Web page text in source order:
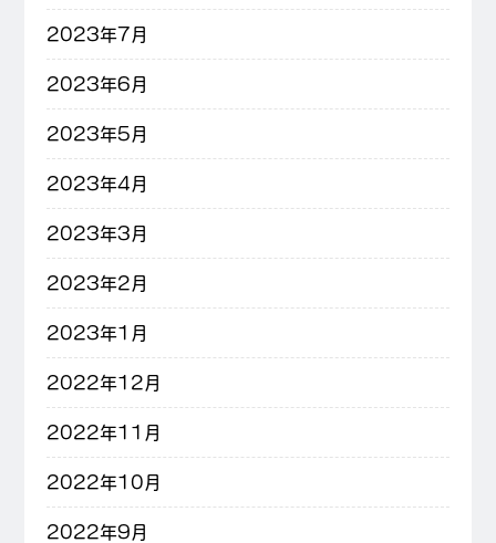
2023年7月
2023年6月
2023年5月
2023年4月
2023年3月
2023年2月
2023年1月
2022年12月
2022年11月
2022年10月
2022年9月